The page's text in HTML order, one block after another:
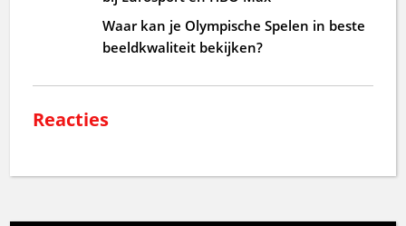
Waar kan je Olympische Spelen in beste
beeldkwaliteit bekijken?
Reacties